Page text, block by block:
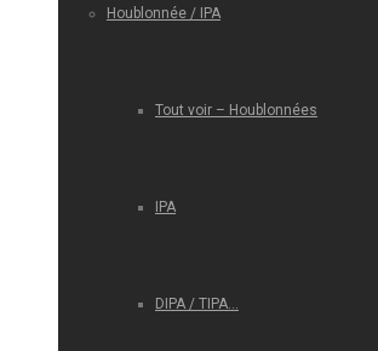
Houblonnée / IPA
Tout voir – Houblonnées
IPA
DIPA / TIPA…